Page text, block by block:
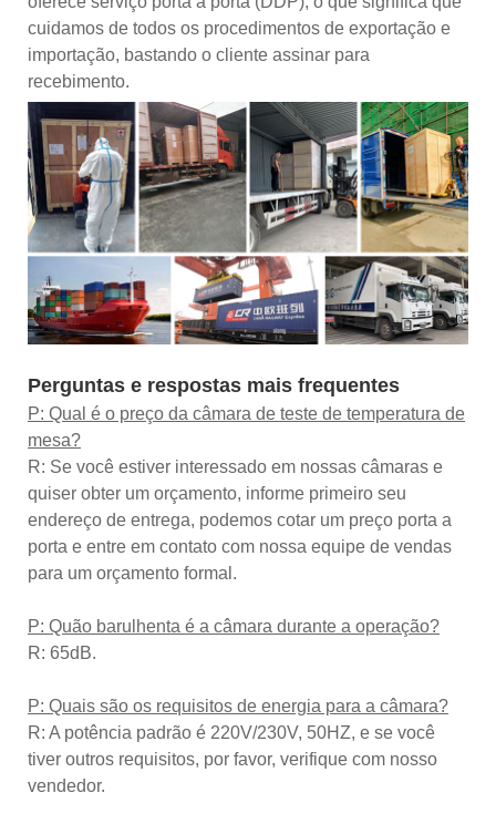
cuidamos de todos os procedimentos de exportação e
importação, bastando o cliente assinar para
recebimento.
Perguntas e respostas mais frequentes
P: Qual é o preço da câmara de teste de temperatura de
mesa?
R: Se você estiver interessado em nossas câmaras e
quiser obter um orçamento, informe primeiro seu
endereço de entrega, podemos cotar um preço porta a
porta e entre em contato com nossa equipe de vendas
para um orçamento formal.
P: Quão barulhenta é a câmara durante a operação?
R: 65dB.
P: Quais são os requisitos de energia para a câmara?
R: A potência padrão é 220V/230V, 50HZ, e se você
tiver outros requisitos, por favor, verifique com nosso
vendedor.